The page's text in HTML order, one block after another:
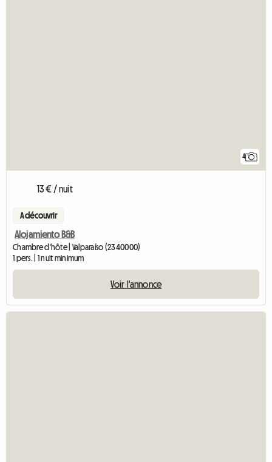
4
13 € / nuit
A découvrir
Alojamiento B&B
Chambre d'hôte | Valparaíso (2340000)
1 pers. | 1 nuit minimum
Voir l'annonce